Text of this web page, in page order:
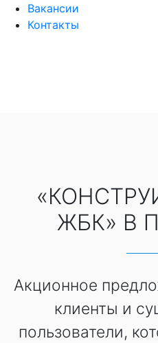
Вакансии
Контакты
ЖБК» В
Акционное
клиенты и
пользователи,